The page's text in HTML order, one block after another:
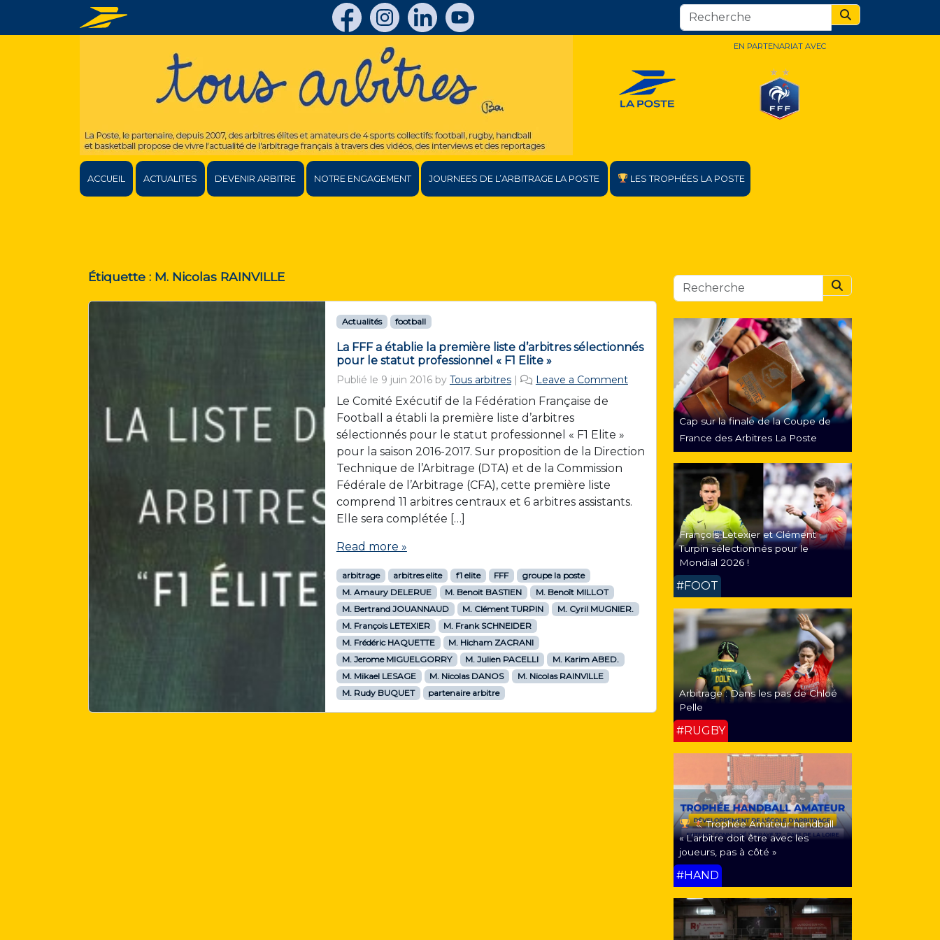
Search
EN PARTENARIAT AVEC
ACCUEIL ACTUALITES DEVENIR ARBITRE NOTRE ENGAGEMENT JOURNEES DE L’ARBITRAGE LA POSTE LES TROPHÉES LA POSTE
Étiquette : M. Nicolas RAINVILLE
Actualités football
La FFF a établie la première liste d’arbitres sélectionnés
pour le statut professionnel « F1 Elite »
Publié le 9 juin 2016by Tous arbitres | Leave a Comment
Le Comité Exécutif de la Fédération Française de
Football a établi la première liste d’arbitres
sélectionnés pour le statut professionnel « F1 Elite »
pour la saison 2016-2017. Sur proposition de la Direction
Technique de l’Arbitrage (DTA) et de la Commission
Fédérale de l’Arbitrage (CFA), cette première liste
comprend 11 arbitres centraux et 6 arbitres assistants.
Elle sera complétée […]
Read more »
arbitrage arbitres elite f1 elite FFF
groupe la poste
M. Amaury DELERUE
M. Benoit BASTIEN
M. Benoît MILLOT
M. Bertrand JOUANNAUD
M. Clément TURPIN
M. Cyril MUGNIER.
M. François LETEXIER
M. Frank SCHNEIDER
M. Frédéric HAQUETTE
M. Hicham ZACRANI
M. Jerome MIGUELGORRY
M. Julien PACELLI
M. Karim ABED.
M. Mikael LESAGE
M. Nicolas DANOS
M. Nicolas RAINVILLE
M. Rudy BUQUET
partenaire arbitre
Search
Cap sur la finale de la Coupe de
France des Arbitres La Poste
François Letexier et Clément
Turpin sélectionnés pour le
Mondial 2026 !
#FOOT
Arbitrage : Dans les pas de Chloé
Pelle
#RUGBY
Trophée Amateur handball
« L’arbitre doit être avec les
joueurs, pas à côté »
#HAND